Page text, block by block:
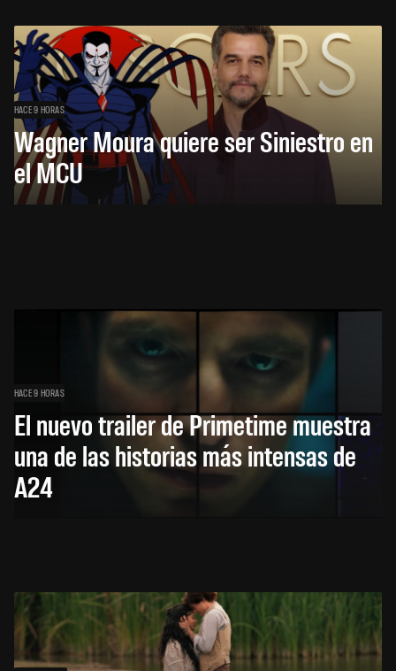
HACE 9 HORAS
Wagner Moura quiere ser Siniestro en
el MCU
HACE 9 HORAS
El nuevo trailer de Primetime muestra
una de las historias más intensas de
A24